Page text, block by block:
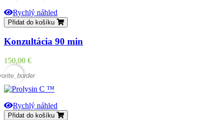
Rychlý náhled
Přidat do košíku
Konzultácia 90 min
Cena
150,00 €
Rychlý náhled
Přidat do košíku